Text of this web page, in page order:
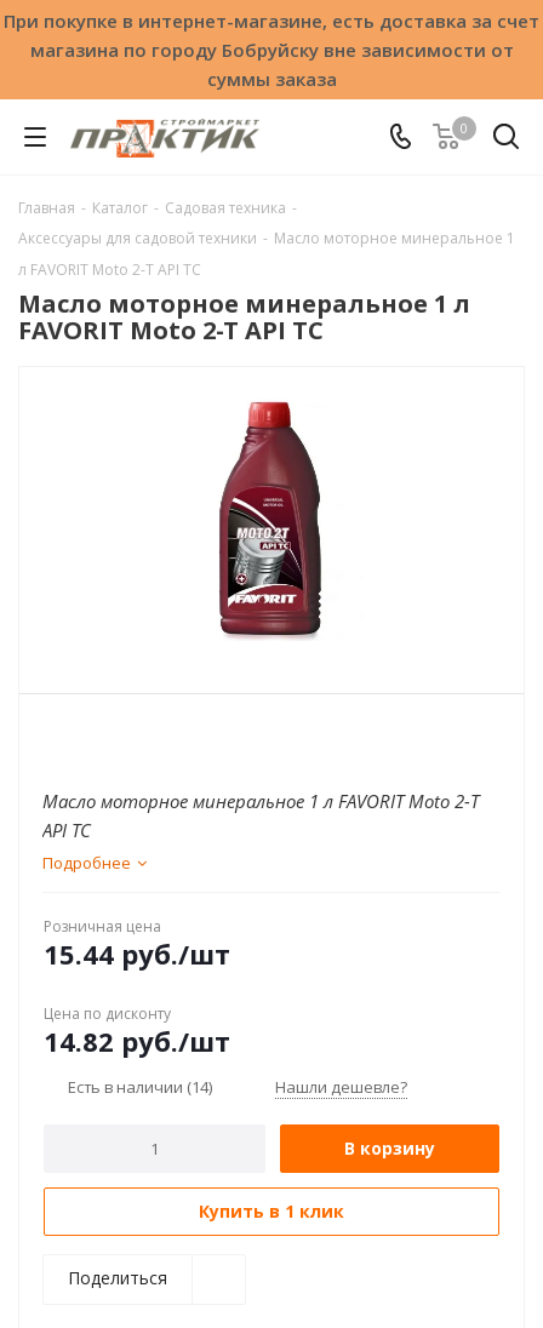
При покупке в интернет-магазине, есть доставка за счет
магазина по городу Бобруйску вне зависимости от
суммы заказа
0
Главная - Каталог - Садовая техника -
Аксессуары для садовой техники - Масло моторное минеральное 1
л FAVORIT Moto 2-T API TC
Масло моторное минеральное 1 л
FAVORIT Moto 2-T API TC
Масло моторное минеральное 1 л FAVORIT Moto 2-T
API TC
Подробнее
Розничная цена
15.44 руб./шт
Цена по дисконту
14.82 руб./шт
Есть в наличии (14) Нашли дешевле?
В корзину
Купить в 1 клик
Поделиться